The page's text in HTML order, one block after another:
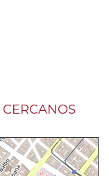
CERCANOS